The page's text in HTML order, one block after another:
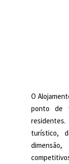
O
ponto de
turístico,